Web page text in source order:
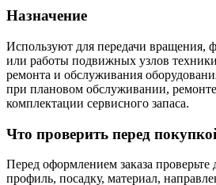
Назначение
Используют для передачи вращения,
или работы подвижных узлов
ремонта и обслуживания
при плановом обслуживании,
комплектации сервисного запаса.
Что проверить перед
Перед оформлением заказа проверьте
профиль, посадку, материал,